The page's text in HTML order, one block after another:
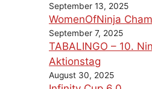
September 13, 2025
WomenOfNinja
September 7, 2025
TABALINGO – 10.
Aktionstag
August 30, 2025